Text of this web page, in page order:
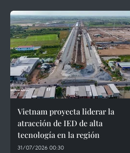
Vietnam proyecta liderar la
atracción de IED de alta
tecnología en la región
31/07/2026 00:30